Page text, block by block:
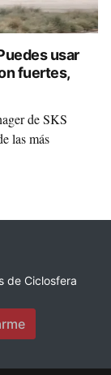
usar
fuertes,
de SKS
las más
de Ciclosfera